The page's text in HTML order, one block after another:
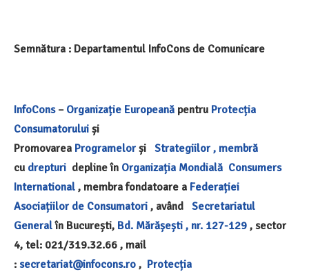
Semnătura : Departamentul InfoCons de Comunicare
InfoCons– Organizație Europeană pentru Protecția
Consumatorului și
Promovarea Programelor și Strategiilor , membră
cu drepturi depline în Organizația Mondială Consumers
International , membra fondatoare a Federației
Asociațiilor de Consumatori , având Secretariatul
Generalîn București, Bd. Mărășești , nr. 127-129 , sector
4, tel: 021/319.32.66 , mail
: secretariat@infocons.ro , Protecția